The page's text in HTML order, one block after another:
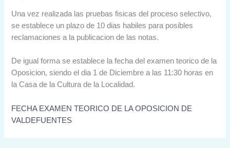
Una vez realizada las pruebas fisicas del proceso selectivo,
se establece un plazo de 10 dias habiles para posibles
reclamaciones a la publicacion de las notas.
De igual forma se establece la fecha del examen teorico de la
Oposicion, siendo el dia 1 de Diciembre a las 11:30 horas en
la Casa de la Cultura de la Localidad.
FECHA EXAMEN TEORICO DE LA OPOSICION DE
VALDEFUENTES